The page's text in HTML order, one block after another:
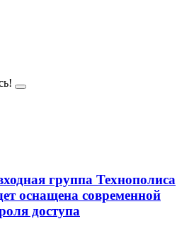
группа Технополиса
оснащена современной
доступа